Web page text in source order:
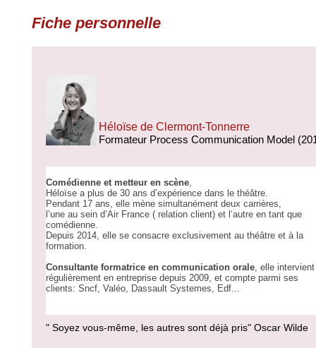
Fiche personnelle
Héloïse de Clermont-Tonnerre
Formateur Process Communication Model
Comédienne et metteur en scène,
Héloïse a plus de 30 ans d’expérience dans le théâtre.
Pendant 17 ans, elle mène simultanément deux carrières,
l’une au sein d’Air France ( relation client) et l’autre en tant que
comédienne.
Depuis 2014, elle se consacre exclusivement au théâtre et à la
formation.
Consultante formatrice en communication orale, elle intervient
régulièrement en entreprise depuis 2009, et compte parmi ses
clients: Sncf, Valéo, Dassault Systemes, Edf...
" Soyez vous-même, les autres sont déjà pris" Oscar Wilde